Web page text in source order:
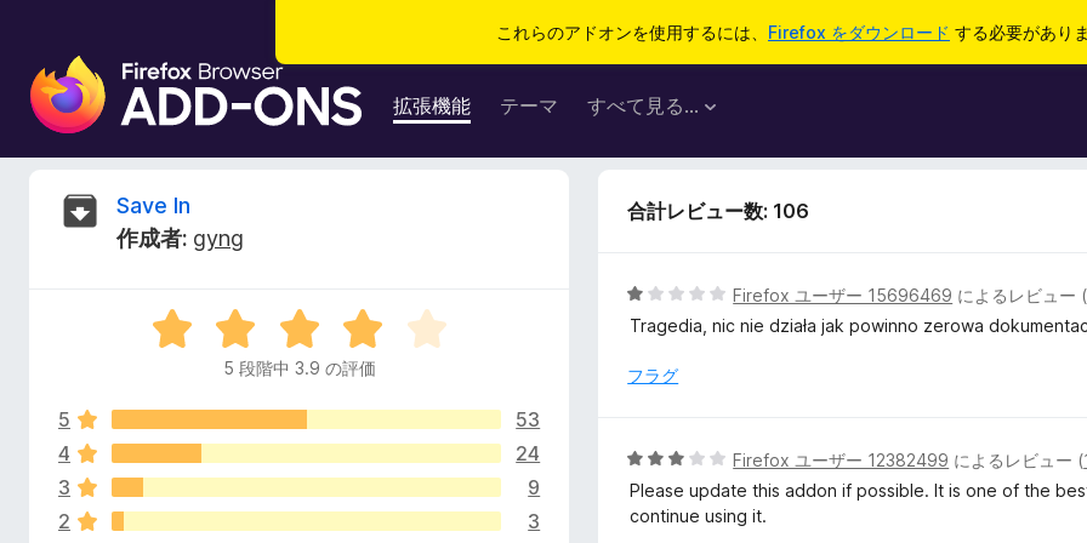
これらのアドオンを使用するには、 Firefox をダウンロード する必要がありま
F
i
e
拡張機能 テーマ すべて見る...
S
I
n
Save In
作成者: gyng
5
段
.
9
の
5 段階中 3.9 の評価
5
53
4
24
3
9
2
3
合計レビュー数: 106
5
段
中
評
価
Firefox ユーザー 15696469 によるレビュー (
Tragedia, nic nie działa jak powinno zerowa
フラグ
5
段
階
Firefox ユーザー 12382499 によるレビュー (
Please update this addon if possible. It is one of the
continue using it.